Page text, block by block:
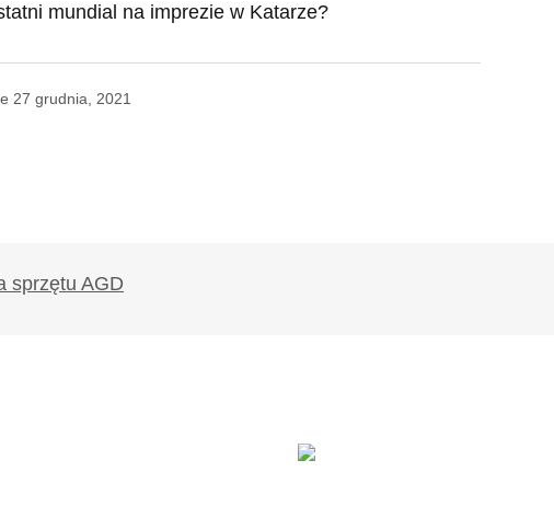
mundial na imprezie w Katarze?
27 grudnia, 2021